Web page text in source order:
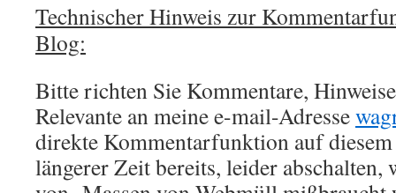
Technischer Hinweis zur
Blog:
Bitte richten Sie Kommentare,
Relevante an meine e-mail-Adresse
direkte Kommentarfunktion auf
längerer Zeit bereits, leider